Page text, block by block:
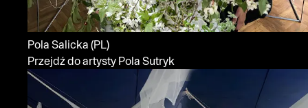
Pola Salicka (PL)
Przejdź do artysty Pola Sutryk